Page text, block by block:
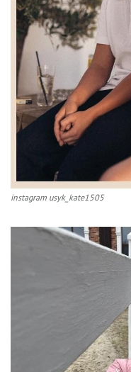
instagram usyk_kate1505